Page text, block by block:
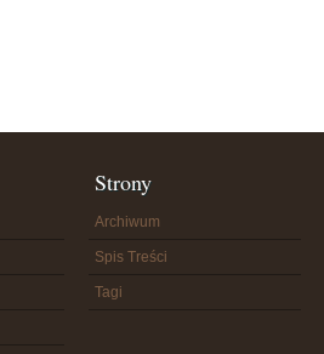
Strony
Archiwum
Spis Treści
Tagi